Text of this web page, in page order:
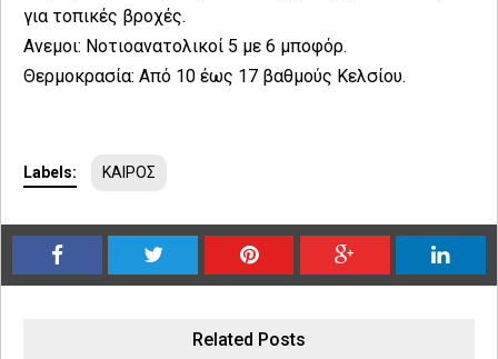
για τοπικές βροχές.
Ανεμοι: Νοτιοανατολικοί 5 με 6 μποφόρ.
Θερμοκρασία: Από 10 έως 17 βαθμούς Κελσίου.
Labels: ΚΑΙΡΟΣ
Related Posts